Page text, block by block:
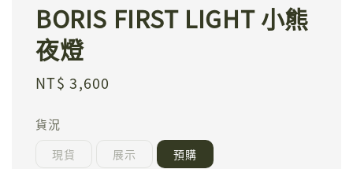
BORIS FIRST LIGHT 小熊
夜燈
Regular
NT$ 3,600
貨況
現貨 展示 預購